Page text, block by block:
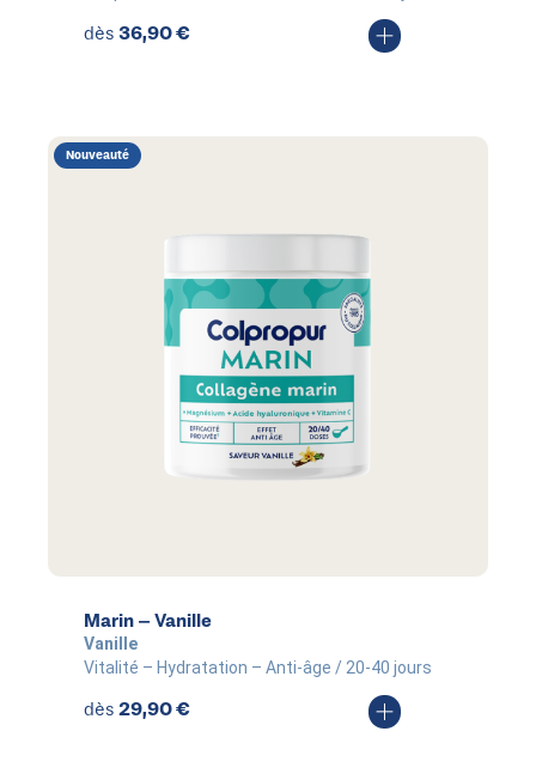
dès 36,90€
Nouveauté
Marin – Vanille
Vanille
Vitalité – Hydratation – Anti-âge / 20-40 jours
dès 29,90€